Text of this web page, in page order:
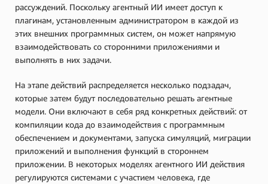
рассуждений. Поскольку агентный ИИ имеет доступ к
плагинам, установленным администратором в каждой из
этих внешних программных систем, он может напрямую
взаимодействовать со сторонними приложениями и
выполнять в них задачи.
На этапе действий распределяется несколько подзадач,
которые затем будут последовательно решать агентные
модели. Они включают в себя ряд конкретных действий: от
компиляции кода до взаимодействия с программным
обеспечением и документами, запуска симуляций, миграции
приложений и выполнения функций в стороннем
приложении. В некоторых моделях агентного ИИ действия
регулируются системами с участием человека, где